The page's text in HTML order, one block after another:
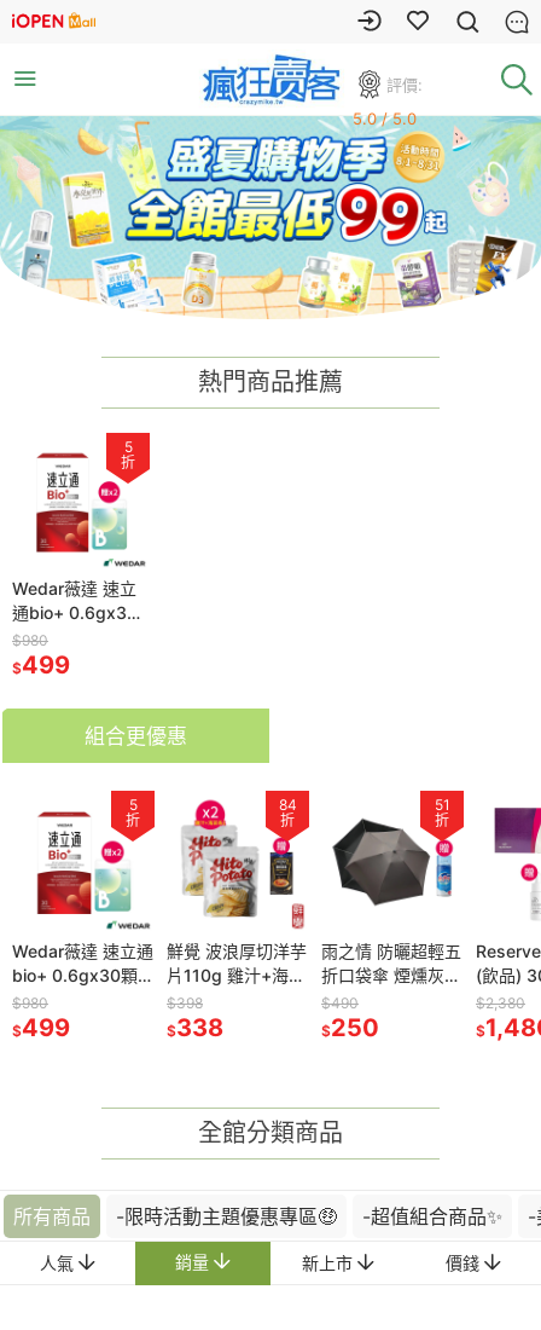
評價:
5.0 / 5.0
熱門商品推薦
5
折
Wedar薇達 速立
通bio+ 0.6gx30
顆*1【贈】KHDr.
日舒萃然B膠囊
$980
$499
組合更優惠
5
折
Wedar薇達 速立通
bio+ 0.6gx30顆
*1【贈】KHDr.日
舒萃然B膠囊
$980
$499
84
折
鮮覺 波浪厚切洋芋
片110g 雞汁+海苔
各1【贈】HEINZ
亨氏 龍蝦濃湯
$398
$338
51
折
雨之情 防曬超輕五
折口袋傘 煙燻灰
*1【贈】Mr.Pro羅
布先生 超微米清潔
$490
$250
(飲品)
*1效期
外泌體
$2,380
$
全館分類商品
所有商品 -限時活動主題優惠專區🤑 -超值組合商品✨ -
人氣 銷量 新上市 價錢